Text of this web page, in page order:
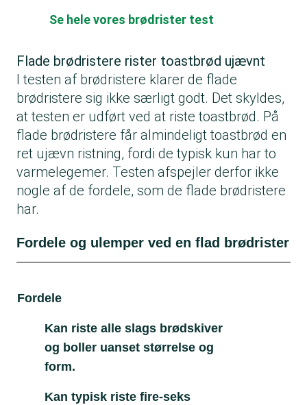
Se hele vores brødrister test
Flade brødristere rister toastbrød ujævnt
I testen af brødristere klarer de flade
brødristere sig ikke særligt godt. Det skyldes,
at testen er udført ved at riste toastbrød. På
flade brødristere får almindeligt toastbrød en
ret ujævn ristning, fordi de typisk kun har to
varmelegemer. Testen afspejler derfor ikke
nogle af de fordele, som de flade brødristere
har.
Fordele og ulemper ved en flad brødrister
Fordele
Kan riste alle slags brødskiver
og boller uanset størrelse og
form.
Kan typisk riste fire-seks